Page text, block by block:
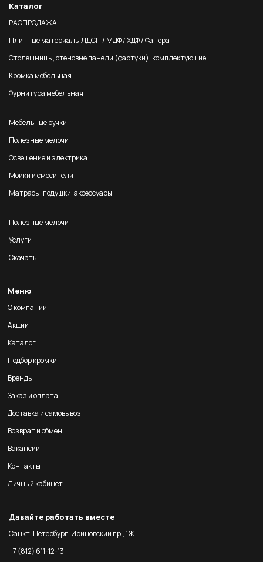
Каталог
РАСПРОДАЖА
Плитные материалы ЛДСП / МДФ / ХДФ / Фанера
Столешницы, стеновые панели (фартуки), комплектующие
Кромка мебельная
Фурнитура мебельная
Мебельные ручки
Полезные мелочи
Освещение и электрика
Мойки и смесители
Матрасы, подушки, аксессуары
Полезные мелочи
Услуги
Скачать
Меню
О компании
Акции
Каталог
Подбор кромки
Бренды
Заказ и оплата
Доставка и самовывоз
Возврат и обмен
Вакансии
Контакты
Личный кабинет
Давайте работать вместе
Санкт-Петербург, Ириновский пр., 1Ж
+7 (812) 611-12-13